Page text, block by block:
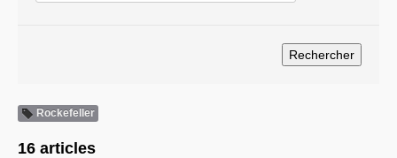
Rockefeller
16 articles